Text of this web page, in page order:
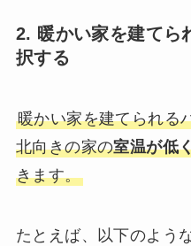
2. 暖かい家を建てら
択する
暖かい家を建てられる
北向きの家の室温が低
きます。
たとえば、以下のよう